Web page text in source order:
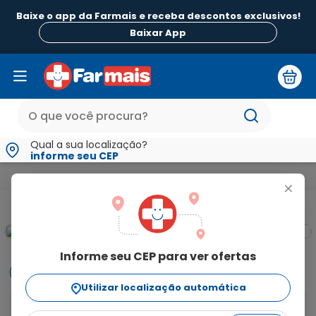
Baixe o app da Farmais e receba descontos exclusivos!
Baixar App
Qual a sua localização?
informe seu CEP
+
Informe seu CEP para ver ofertas
Utilizar localização automática
Informações
A venlafaxina, substância presente em Cloridrato